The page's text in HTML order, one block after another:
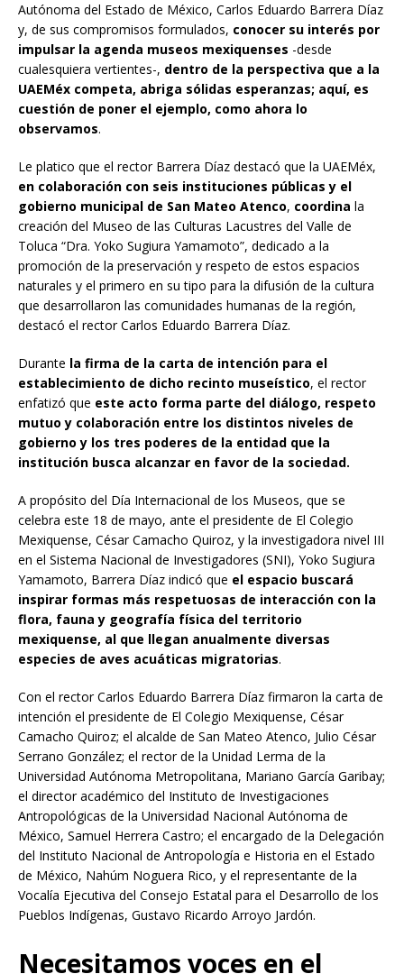
Autónoma del Estado de México, Carlos Eduardo Barrera Díaz
y, de sus compromisos formulados, conocer su interés por
impulsar la agenda museos mexiquenses -desde
cualesquiera vertientes-, dentro de la perspectiva que a la
UAEMéx competa, abriga sólidas esperanzas; aquí, es
cuestión de poner el ejemplo, como ahora lo
observamos.
Le platico que el rector Barrera Díaz destacó que la UAEMéx,
en colaboración con seis instituciones públicas y el
gobierno municipal de San Mateo Atenco, coordina la
creación del Museo de las Culturas Lacustres del Valle de
Toluca “Dra. Yoko Sugiura Yamamoto”, dedicado a la
promoción de la preservación y respeto de estos espacios
naturales y el primero en su tipo para la difusión de la cultura
que desarrollaron las comunidades humanas de la región,
destacó el rector Carlos Eduardo Barrera Díaz.
Durante la firma de la carta de intención para el
establecimiento de dicho recinto museístico, el rector
enfatizó que este acto forma parte del diálogo, respeto
mutuo y colaboración entre los distintos niveles de
gobierno y los tres poderes de la entidad que la
institución busca alcanzar en favor de la sociedad.
A propósito del Día Internacional de los Museos, que se
celebra este 18 de mayo, ante el presidente de El Colegio
Mexiquense, César Camacho Quiroz, y la investigadora nivel III
en el Sistema Nacional de Investigadores (SNI), Yoko Sugiura
Yamamoto, Barrera Díaz indicó que el espacio buscará
inspirar formas más respetuosas de interacción con la
flora, fauna y geografía física del territorio
mexiquense, al que llegan anualmente diversas
especies de aves acuáticas migratorias.
Con el rector Carlos Eduardo Barrera Díaz firmaron la carta de
intención el presidente de El Colegio Mexiquense, César
Camacho Quiroz; el alcalde de San Mateo Atenco, Julio César
Serrano González; el rector de la Unidad Lerma de la
Universidad Autónoma Metropolitana, Mariano García Garibay;
el director académico del Instituto de Investigaciones
Antropológicas de la Universidad Nacional Autónoma de
México, Samuel Herrera Castro; el encargado de la Delegación
del Instituto Nacional de Antropología e Historia en el Estado
de México, Nahúm Noguera Rico, y el representante de la
Vocalía Ejecutiva del Consejo Estatal para el Desarrollo de los
Pueblos Indígenas, Gustavo Ricardo Arroyo Jardón.
Necesitamos voces en el